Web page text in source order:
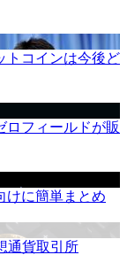
トコインは今後ど
ロフィールドが販
けに簡単まとめ
通貨取引所